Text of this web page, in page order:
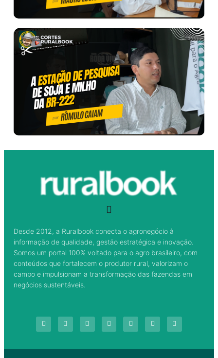
Desde 2012, a Ruralbook conecta o agronegócio à
informação de qualidade, gestão estratégica e inovação.
Somos um portal 100% voltado para o agro brasileiro, com
conteúdos que fortalecem o produtor rural, valorizam o
campo e impulsionam a transformação das fazendas em
negócios sustentáveis.